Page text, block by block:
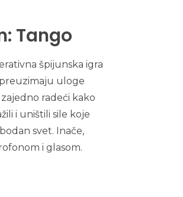
Tango
špijunska igra
uloge
radeći kako
i uništili sile koje
svet. Inače,
i glasom.